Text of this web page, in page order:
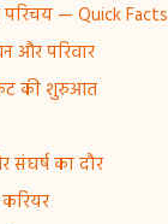
परिचय — Quick Facts
और परिवार
की शुरुआत
का दौर